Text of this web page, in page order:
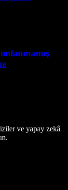
ve yapay zekâ